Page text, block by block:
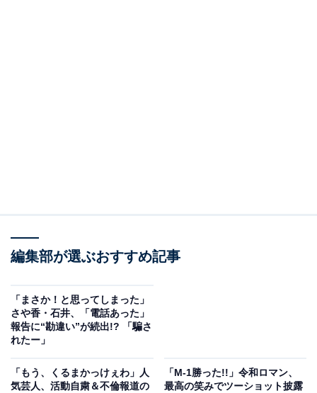
編集部が選ぶおすすめ記事
「まさか！と思ってしまった」
さや香・石井、「電話あった」
報告に“勘違い”が続出!? 「騙さ
れたー」
「もう、くるまかっけぇわ」人
気芸人、活動自粛＆不倫報道の
「M-1勝った!!」令和ロマン、
最高の笑みでツーショット披露